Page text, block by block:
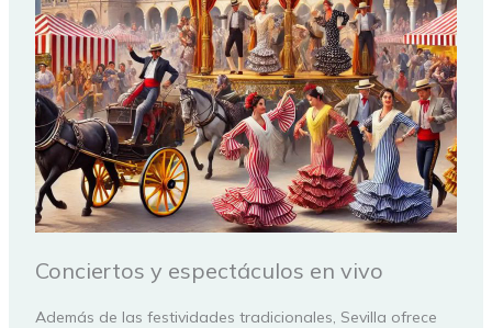
Conciertos y espectáculos en vivo
Además de las festividades tradicionales, Sevilla ofrece